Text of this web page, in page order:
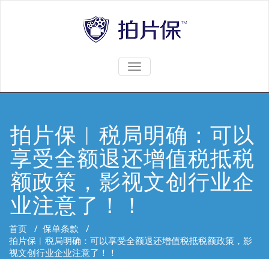
TOGGLE
拍片保︱税局明确：可以
享受全额退还增值税抵税
额政策，影视文创行业企
业注意了！！
首页 / 保单条款 /
拍片保︱税局明确：可以享受全额退还增值税抵税额政策，影
视文创行业企业注意了！！